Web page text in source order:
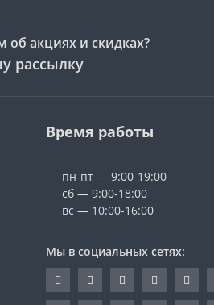
об акциях и скидках?
рассылку
Время работы
пн-пт — 9:00-19:00
сб — 9:00-18:00
вс — 10:00-16:00
Мы в социальных сетях: